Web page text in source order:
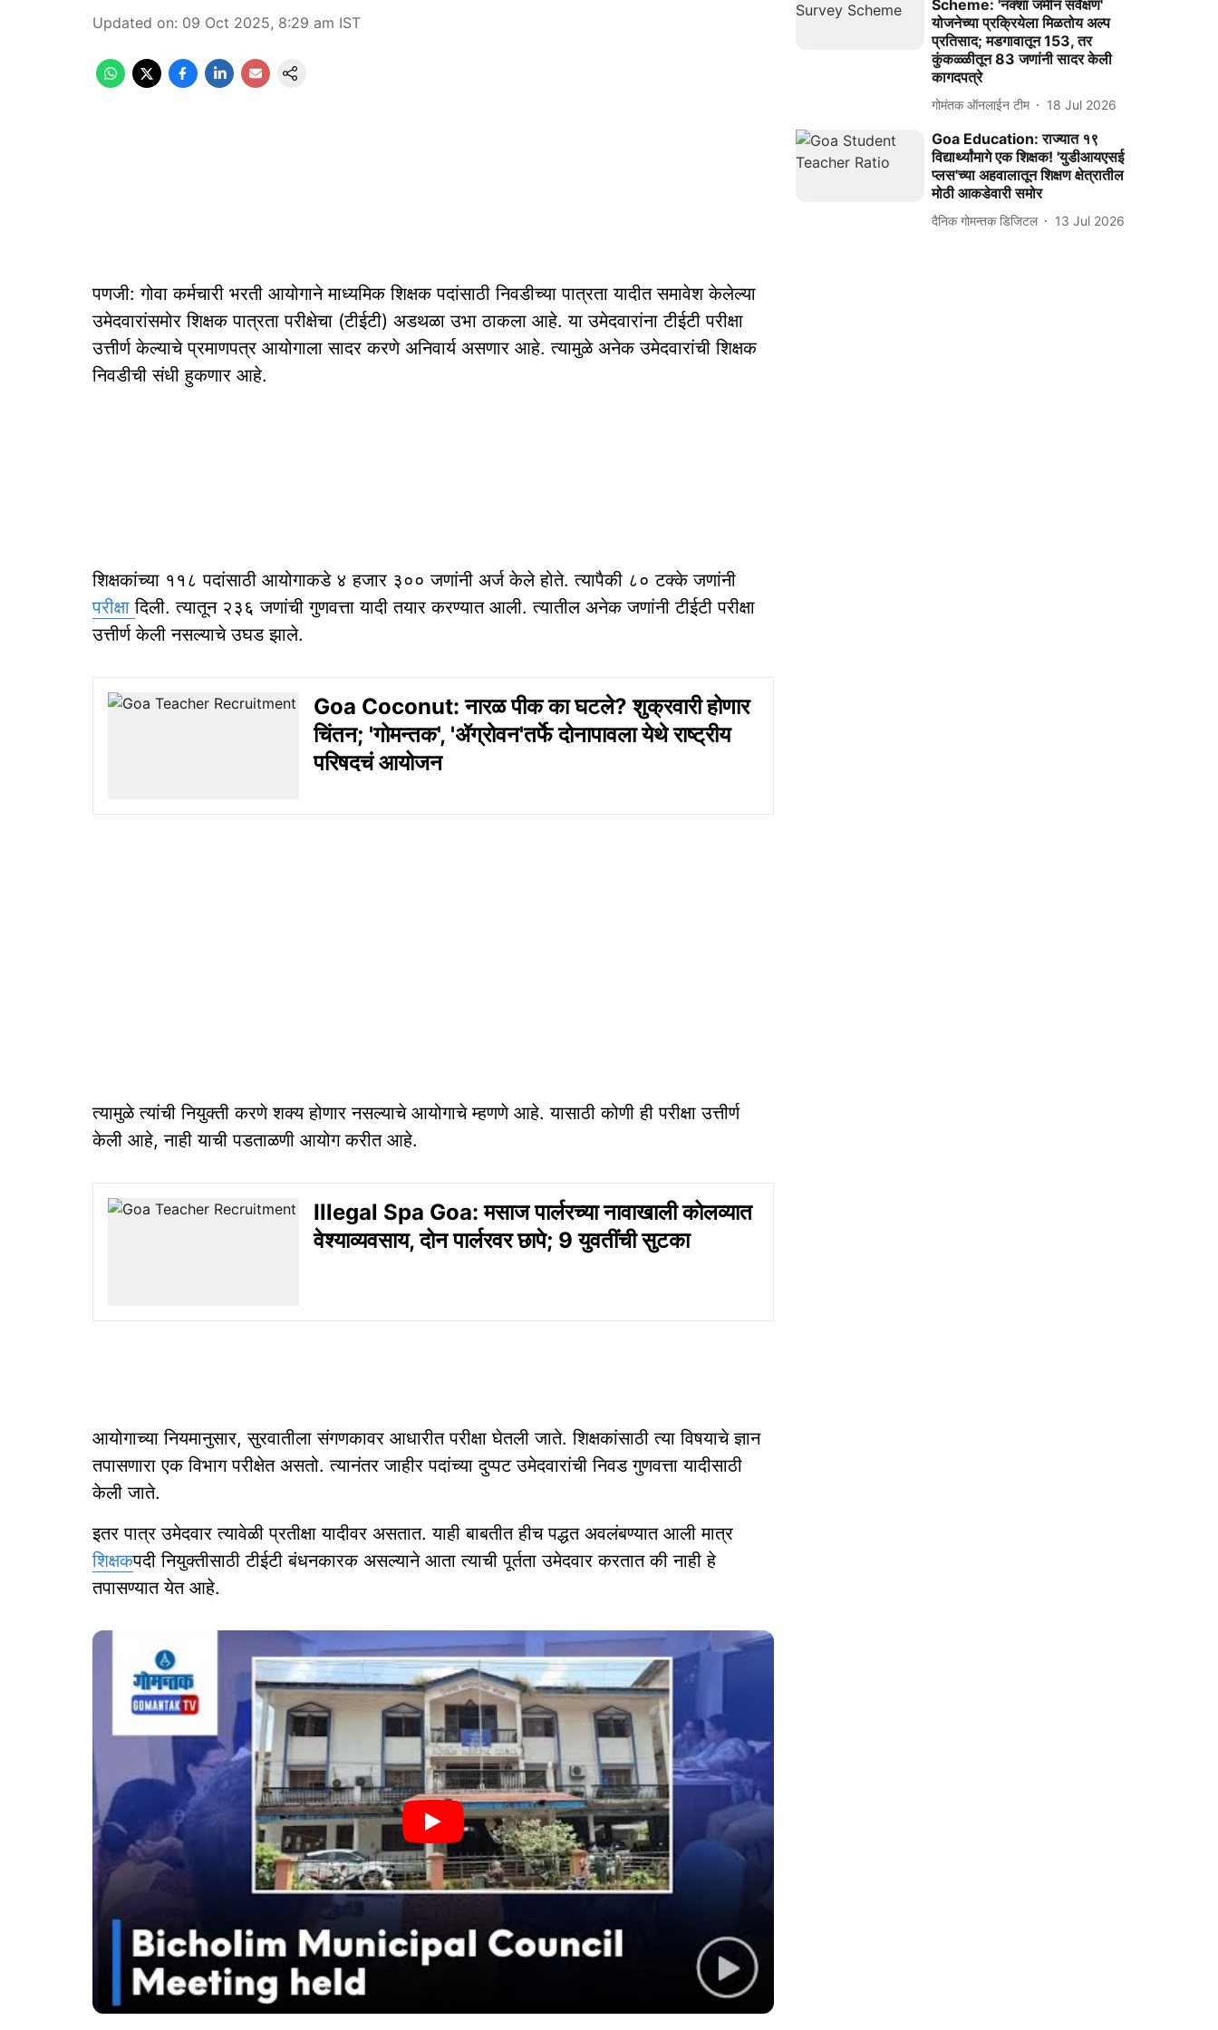
Updated on: 09 Oct 2025, 8:29 am IST
पणजी: गोवा कर्मचारी भरती आयोगाने माध्यमिक शिक्षक पदांसाठी निवडीच्या पात्रता यादीत समावेश केलेल्या
उमेदवारांसमोर शिक्षक पात्रता परीक्षेचा (टीईटी) अडथळा उभा ठाकला आहे. या उमेदवारांना टीईटी परीक्षा
उत्तीर्ण केल्याचे प्रमाणपत्र आयोगाला सादर करणे अनिवार्य असणार आहे. त्यामुळे अनेक उमेदवारांची शिक्षक
निवडीची संधी हुकणार आहे.
शिक्षकांच्या ११८ पदांसाठी आयोगाकडे ४ हजार ३०० जणांनी अर्ज केले होते. त्यापैकी ८० टक्के जणांनी
परीक्षादिली. त्यातून २३६ जणांची गुणवत्ता यादी तयार करण्यात आली. त्यातील अनेक जणांनी टीईटी परीक्षा
उत्तीर्ण केली नसल्याचे उघड झाले.
Goa Coconut: नारळ पीक का घटले? शुक्रवारी होणार
चिंतन; 'गोमन्‍तक', 'ॲग्रोवन'तर्फे दोनापावला येथे राष्‍ट्रीय
परिषदचं आयोजन
त्यामुळे त्यांची नियुक्ती करणे शक्य होणार नसल्याचे आयोगाचे म्हणणे आहे. यासाठी कोणी ही परीक्षा उत्तीर्ण
केली आहे, नाही याची पडताळणी आयोग करीत आहे.
Illegal Spa Goa: मसाज पार्लरच्‍या नावाखाली कोलव्यात
वेश्‍‍याव्‍यवसाय, दोन पार्लरवर छापे; 9 युवतींची सुटका
आयोगाच्या नियमानुसार, सुरवातीला संगणकावर आधारीत परीक्षा घेतली जाते. शिक्षकांसाठी त्या विषयाचे ज्ञान
तपासणारा एक विभाग परीक्षेत असतो. त्यानंतर जाहीर पदांच्या दुप्पट उमेदवारांची निवड गुणवत्ता यादीसाठी
केली जाते.
इतर पात्र उमेदवार त्यावेळी प्रतीक्षा यादीवर असतात. याही बाबतीत हीच पद्धत अवलंबण्यात आली मात्र
शिक्षकपदी नियुक्तीसाठी टीईटी बंधनकारक असल्याने आता त्याची पूर्तता उमेदवार करतात की नाही हे
तपासण्यात येत आहे.
Scheme: 'नक्शा जमीन सर्वेक्षण'
योजनेच्या प्रक्रियेला मिळतोय अल्प
प्रतिसाद; मडगावातून 153, तर
कुंकळ्ळीतून 83 जणांनी सादर केली
कागदपत्रे
गोमंतक ऑनलाईन टीम 18 Jul 2026
Goa Education: राज्‍यात १९
विद्यार्थ्यांमागे एक शिक्षक! 'युडीआयएसई
प्‍लस'च्या अहवालातून शिक्षण क्षेत्रातील
मोठी आकडेवारी समोर
दैनिक गोमन्तक डिजिटल 13 Jul 2026